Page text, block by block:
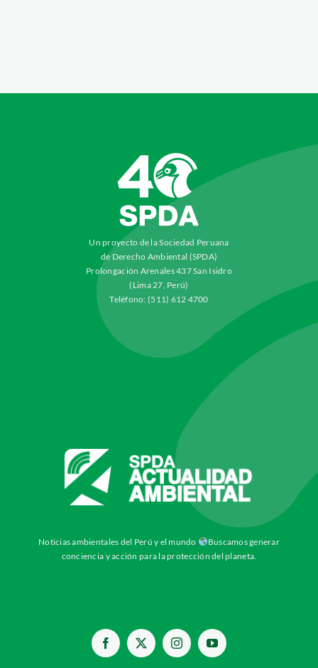
Un proyecto de la Sociedad Peruana
de Derecho Ambiental (SPDA)
Prolongación Arenales 437 San Isidro
(Lima 27, Perú)
Teléfono: (511) 612 4700
Noticias ambientales del Perú y el mundo
Buscamos generar
conciencia y acción para la protección del planeta.